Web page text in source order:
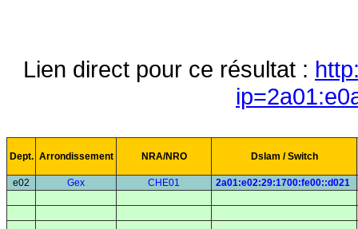
Lien direct pour ce résultat :
Dept. Arrondissement NRA/NRO Dslam / Switch
e02 Gex CHE01 2a01:e02:29:1700:fe00::d021